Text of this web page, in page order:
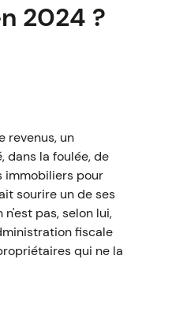
2024 ?
revenus, un
dans la foulée, de
immobiliers pour
sourire un de ses
pas, selon lui,
fiscale
qui ne la